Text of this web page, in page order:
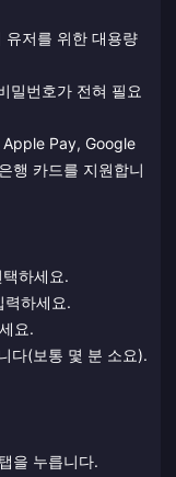
저를 위한 대용량
밀번호가 전혀 필요
Pay, Google
행 카드를 지원합니
하세요.
력하세요.
요.
다(보통 몇 분 소요).
탭을 누릅니다.